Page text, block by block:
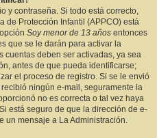
y contraseña. Si todo está correcto,
de Protección Infantil (APPCO) está
Soy menor de 13 años entonces
que se le darán para activar la
cuentas deben ser activadas, ya sea
antes de que pueda identificarse;
el proceso de registro. Si se le envió
ningún e-mail, seguramente la
no es correcta o tal vez haya
está seguro de que la dirección de e-
un mensaje a La Administración.